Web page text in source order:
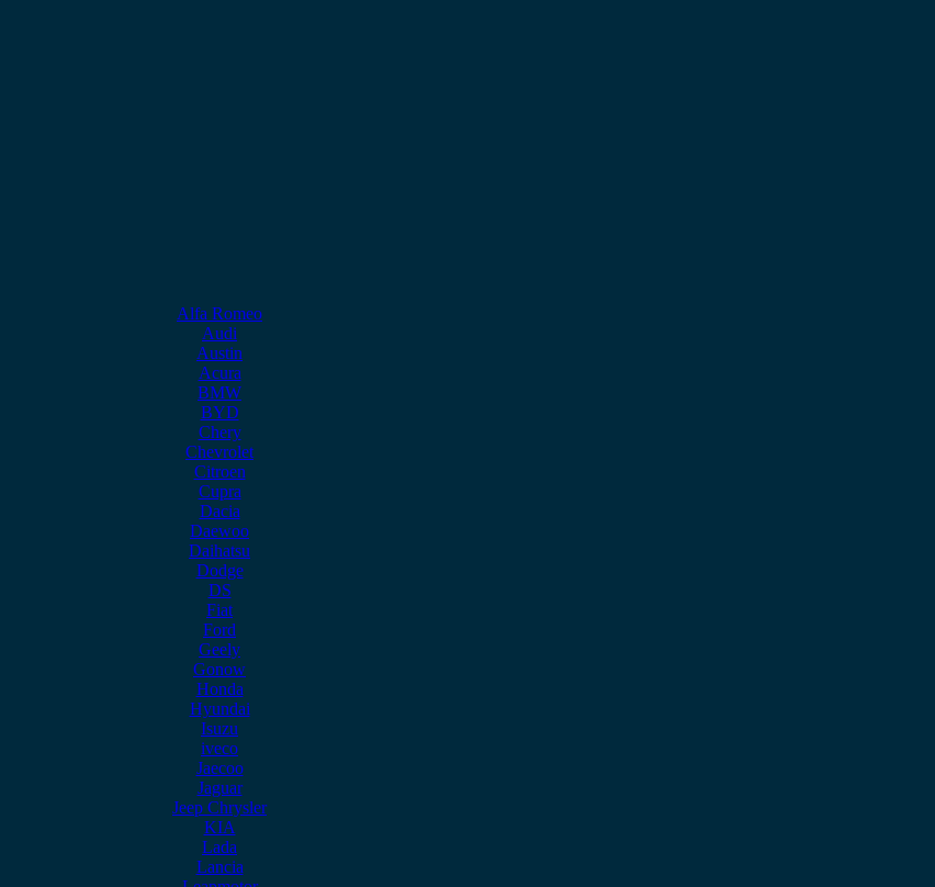
Alfa Romeo
Audi
Austin
Acura
BMW
BYD
Chery
Chevrolet
Citroen
Cupra
Dacia
Daewoo
Daihatsu
Dodge
DS
Fiat
Ford
Geely
Gonow
Honda
Hyundai
Isuzu
iveco
Jaecoo
Jaguar
Jeep Chrysler
KIA
Lada
Lancia